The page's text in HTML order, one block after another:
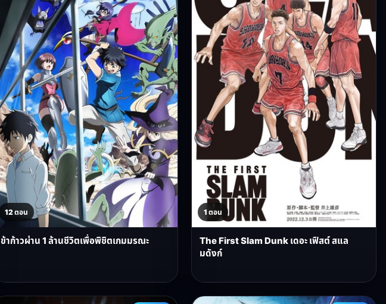
12 ตอน
ข้าก้าวผ่าน 1 ล้านชีวิตเพื่อพิชิตเกมมรณะ
1 ตอน
The First Slam Dunk เดอะ เฟิสต์ สแล
มดังก์